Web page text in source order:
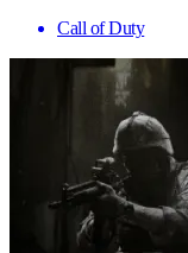
Call of Duty